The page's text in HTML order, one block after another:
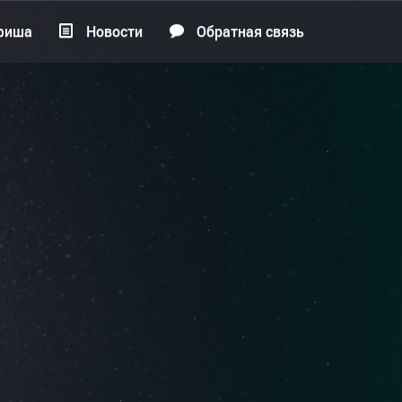
Новости Обратная связь